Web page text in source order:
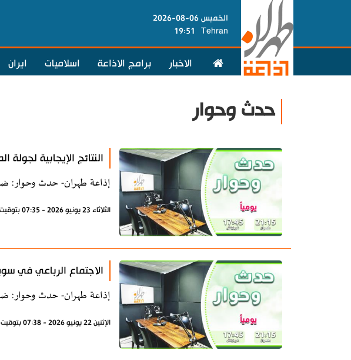
الخميس 06-08-2026
Tehran
19:51
الاخبار برامج الاذاعة اسلاميات ايران
حدث وحوار
النتائج الإيجابية
إذاعة طهران- حدث وحوار:
الثلاثاء 23 يونيو 2026 - 07:35 بتوقيت طهران
الاجتماع الرباعي في
إذاعة طهران- حدث وحوار:
الإثنين 22 يونيو 2026 - 07:38 بتوقيت طهران